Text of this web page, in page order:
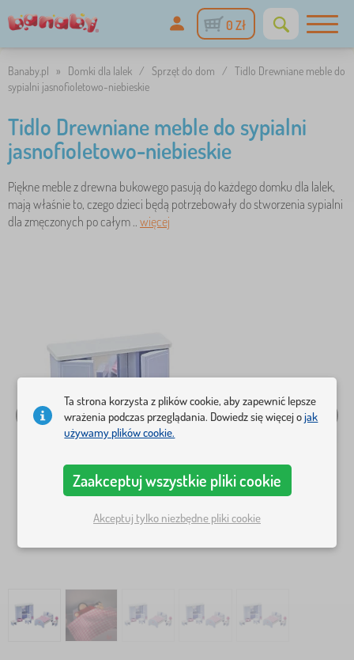
0 Zł
Banaby.pl » Domki dla lalek / Sprzęt do dom / Tidlo Drewniane meble do
sypialni jasnofioletowo-niebieskie
Tidlo Drewniane meble do sypialni
jasnofioletowo-niebieskie
Piękne meble z drewna bukowego pasują do każdego domku dla lalek,
mają właśnie to, czego dzieci będą potrzebowały do stworzenia sypialni
dla zmęczonych po całym .. więcej
Ta strona korzysta z plików cookie, aby zapewnić lepsze
wrażenia podczas przeglądania. Dowiedz się więcej ojak
używamy plików cookie.
Zaakceptuj wszystkie pliki cookie
Akceptuj tylko niezbędne pliki cookie